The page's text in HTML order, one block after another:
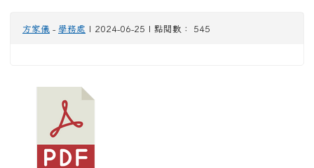
方家儀 - 學務處 | 2024-06-25 | 點閱數： 545